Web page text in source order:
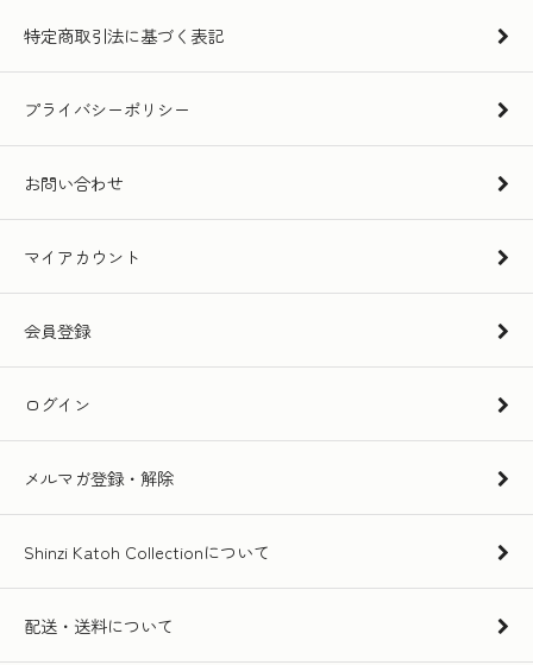
特定商取引法に基づく表記
プライバシーポリシー
お問い合わせ
マイアカウント
会員登録
ログイン
メルマガ登録・解除
Shinzi Katoh Collectionについて
配送・送料について